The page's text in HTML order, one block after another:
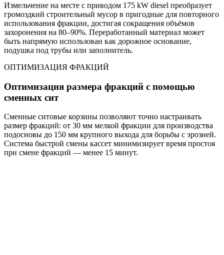
Измельчение на месте с приводом 175 kW diesel преобразует
громоздкий строительный мусор в пригодные для повторного
использования фракции, достигая сокращения объёмов
захоронения на 80–90%. Переработанный материал может
быть напрямую использован как дорожное основание,
подушка под трубы или заполнитель.
ОПТИМИЗАЦИЯ ФРАКЦИЙ
Оптимизация размера фракций с помощью
сменных сит
Сменные ситовые корзины позволяют точно настраивать
размер фракций: от 30 мм мелкой фракции для производства
подосновы до 150 мм крупного выхода для борьбы с эрозией.
Система быстрой смены кассет минимизирует время простоя
при смене фракций — менее 15 минут.